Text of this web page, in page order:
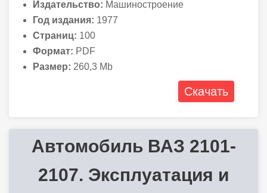
Издательство: Машиностроение
Год издания: 1977
Страниц: 100
Формат: PDF
Размер: 260,3 Mb
Скачать
Автомобиль ВАЗ 2101-
2107. Эксплуатация и